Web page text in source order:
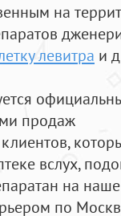
на
левитра и
продаж
вслух,
на
по